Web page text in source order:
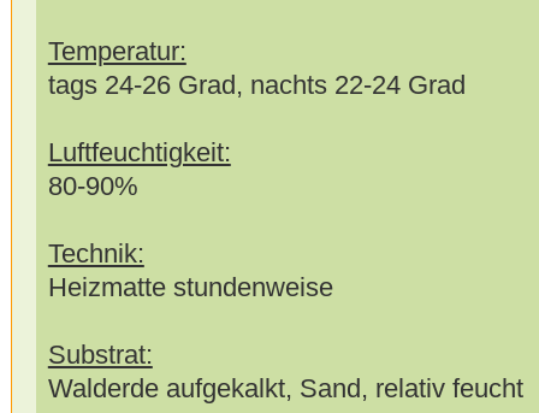
Temperatur:
tags 24-26 Grad, nachts 22-24 Grad
Luftfeuchtigkeit:
80-90%
Technik:
Heizmatte stundenweise
Substrat:
Walderde aufgekalkt, Sand, relativ feucht